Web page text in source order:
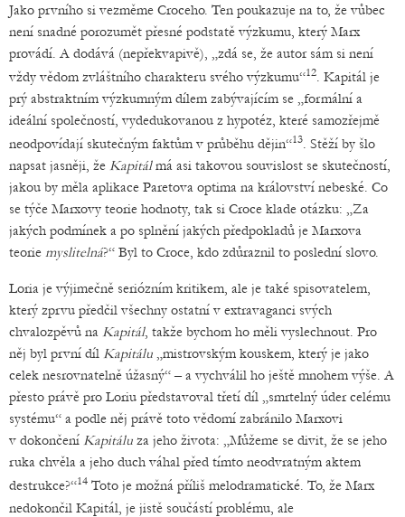
Jako prvního si vezměme Croceho. Ten poukazuje na to, že vůbec
není snadné porozumět přesné podstatě výzkumu, který Marx
provádí. A dodává (nepřekvapivě), „zdá se, že autor sám si není
vždy vědom zvláštního charakteru svého výzkumu“12. Kapitál je
prý abstraktním výzkumným dílem zabývajícím se „formální a
ideální společností, vydedukovanou z hypotéz, které samozřejmě
neodpovídají skutečným faktům v průběhu dějin“13. Stěží by šlo
napsat jasněji, že Kapitálmá asi takovou souvislost se skutečností,
jakou by měla aplikace Paretova optima na království nebeské. Co
se týče Marxovy teorie hodnoty, tak si Croce klade otázku: „Za
jakých podmínek a po splnění jakých předpokladů je Marxova
teorie myslitelná?“ Byl to Croce, kdo zdůraznil to poslední slovo.
Loria je výjimečně seriózním kritikem, ale je také spisovatelem,
který zprvu předčil všechny ostatní v extravaganci svých
chvalozpěvů na Kapitál, takže bychom ho měli vyslechnout. Pro
něj byl první díl Kapitálu „mistrovským kouskem, který je jako
celek nesrovnatelně úžasný“ – a vychválil ho ještě mnohem výše. A
přesto právě pro Loriu představoval třetí díl „smrtelný úder celému
systému“ a podle něj právě toto vědomí zabránilo Marxovi
v dokončení Kapitálu za jeho života: „Můžeme se divit, že se jeho
ruka chvěla a jeho duch váhal před tímto neodvratným aktem
destrukce?“14 Toto je možná příliš melodramatické. To, že Marx
nedokončil Kapitál, je jistě součástí problému, ale